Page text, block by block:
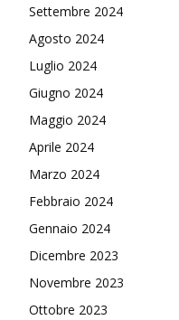
Settembre 2024
Agosto 2024
Luglio 2024
Giugno 2024
Maggio 2024
Aprile 2024
Marzo 2024
Febbraio 2024
Gennaio 2024
Dicembre 2023
Novembre 2023
Ottobre 2023